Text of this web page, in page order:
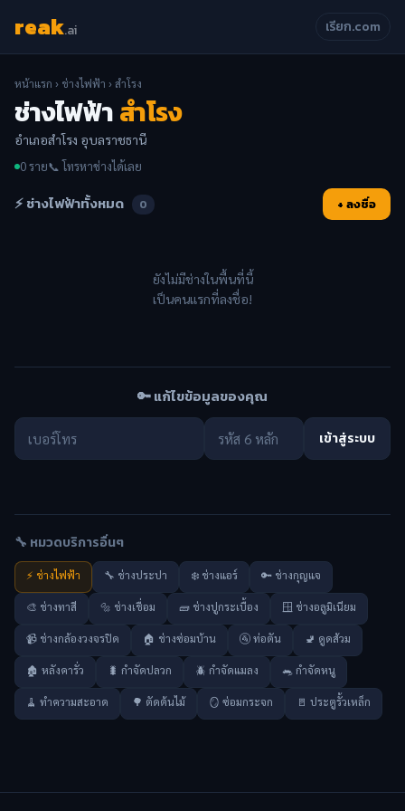
reak.ai เรียก.com
หน้าแรก › ช่างไฟฟ้า › สำโรง
ช่างไฟฟ้าสำโรง
อำเภอสำโรง อุบลราชธานี
0 ราย📞 โทรหาช่างได้เลย
⚡ ช่างไฟฟ้าทั้งหมด 0 + ลงชื่อ
ยังไม่มีช่างในพื้นที่นี้
เป็นคนแรกที่ลงชื่อ!
🔑 แก้ไขข้อมูลของคุณ
เข้าสู่ระบบ
🔧 หมวดบริการอื่นๆ
⚡ ช่างไฟฟ้า 🔧 ช่างประปา ❄️ ช่างแอร์ 🔑 ช่างกุญแจ
🎨 ช่างทาสี 🔩 ช่างเชื่อม 🧱 ช่างปูกระเบื้อง 🪟 ช่างอลูมิเนียม
📹 ช่างกล้องวงจรปิด 🏠 ช่างซ่อมบ้าน 🚰 ท่อตัน 🚽 ดูดส้วม
🏚️ หลังคารั่ว 🐛 กำจัดปลวก 🪲 กำจัดแมลง 🐀 กำจัดหนู
🧹 ทำความสะอาด 🌳 ตัดต้นไม้ 🪞 ซ่อมกระจก 🚪 ประตูรั้วเหล็ก